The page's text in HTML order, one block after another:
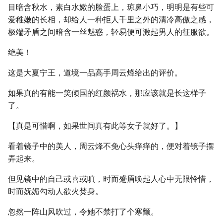
目暗含秋水，素白水嫩的脸蛋上，琼鼻小巧，明明是有些可
爱稚嫩的长相，却给人一种拒人千里之外的清冷高傲之感，
极端矛盾之间暗含一丝魅惑，轻易便可激起男人的征服欲。
绝美！
这是大夏宁王，道境一品高手周云烽给出的评价。
如果真的有能一笑倾国的红颜祸水，那应该就是长这样子
了。
【真是可惜啊，如果世间真有此等女子就好了。】
看着镜子中的美人，周云烽不免心头痒痒的，便对着镜子摆
弄起来。
但见镜中的自己或喜或嗔，时而蹙眉唤起人心中无限怜惜，
时而妩媚勾动人欲火焚身。
忽然一阵山风吹过，令她不禁打了个寒颤。